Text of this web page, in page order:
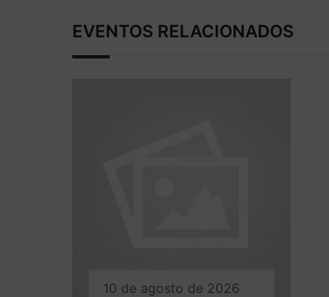
EVENTOS RELACIONADOS
10 de agosto de 2026